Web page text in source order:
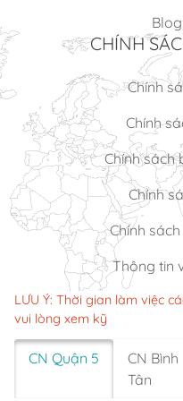
CHÍNH
Chính
Chính
Chính sách
Chính
Chính
Thông tin
LƯU Ý: Thời gian làm việc
vui lòng xem kỹ
CN Quận 5
CN Bình
Tân